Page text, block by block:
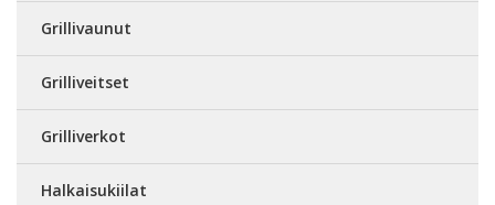
Grillivaunut
Grilliveitset
Grilliverkot
Halkaisukiilat